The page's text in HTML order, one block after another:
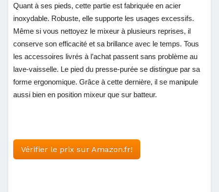
Quant à ses pieds, cette partie est fabriquée en acier
inoxydable. Robuste, elle supporte les usages excessifs.
Même si vous nettoyez le mixeur à plusieurs reprises, il
conserve son efficacité et sa brillance avec le temps. Tous
les accessoires livrés à l’achat passent sans problème au
lave-vaisselle. Le pied du presse-purée se distingue par sa
forme ergonomique. Grâce à cette dernière, il se manipule
aussi bien en position mixeur que sur batteur.
Vérifier le prix sur Amazon.fr!